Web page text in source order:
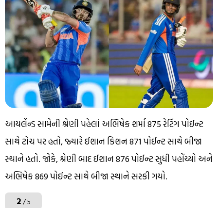
આયર્લેન્ડ સામેની શ્રેણી પહેલાં અભિષેક શર્મા 875 રેટિંગ પોઈન્ટ
સાથે ટોચ પર હતો, જ્યારે ઈશાન કિશન 871 પોઈન્ટ સાથે બીજા
સ્થાને હતો. જોકે, શ્રેણી બાદ ઈશાન 876 પોઈન્ટ સુધી પહોંચ્યો અને
અભિષેક 869 પોઈન્ટ સાથે બીજા સ્થાને સરકી ગયો.
2/ 5